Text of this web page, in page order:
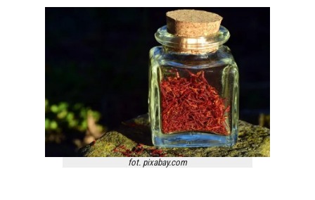
fot. pixabay.com